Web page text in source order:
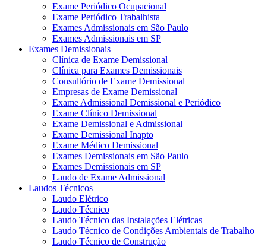
Exame Periódico Ocupacional
Exame Periódico Trabalhista
Exames Admissionais em São Paulo
Exames Admissionais em SP
Exames Demissionais
Clínica de Exame Demissional
Clínica para Exames Demissionais
Consultório de Exame Demissional
Empresas de Exame Demissional
Exame Admissional Demissional e Periódico
Exame Clínico Demissional
Exame Demissional e Admissional
Exame Demissional Inapto
Exame Médico Demissional
Exames Demissionais em São Paulo
Exames Demissionais em SP
Laudo de Exame Admissional
Laudos Técnicos
Laudo Elétrico
Laudo Técnico
Laudo Técnico das Instalações Elétricas
Laudo Técnico de Condições Ambientais de Trabalho
Laudo Técnico de Construção